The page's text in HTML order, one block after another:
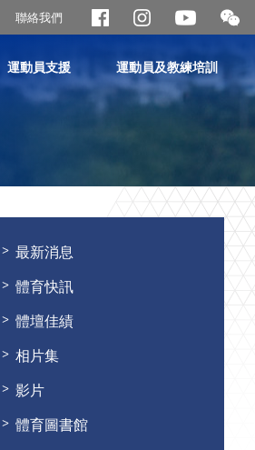
聯絡我們
開
合
二
維
運動員支援 運動員及教練培訓
最新消息
體育快訊
體壇佳績
相片集
影片
體育圖書館